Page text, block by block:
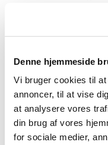
Denne hjemmeside
Vi bruger cookies til
annoncer, til at vise
at analysere vores
din brug af vores
for sociale medier,
Måske har du mistet.
eksistentielle
I Brøndbyøster Kirke
har brug for det. Det
Sjælesorg betyder at
kan have brug for
livet.